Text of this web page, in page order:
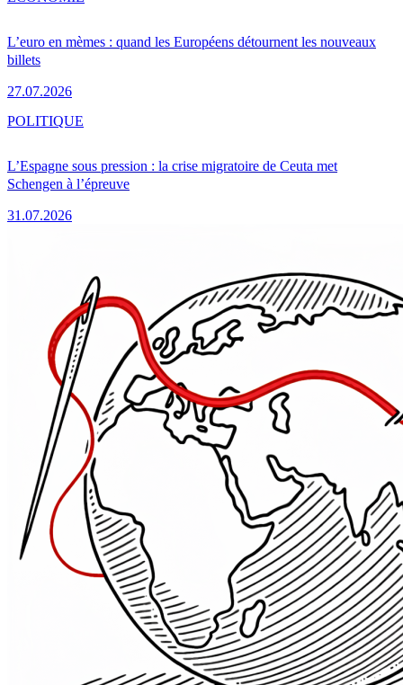
L’euro en mèmes : quand les Européens détournent les nouveaux
billets
27.07.2026
L’Espagne sous pression : la crise migratoire de Ceuta met
Schengen à l’épreuve
31.07.2026
POLITIQUE